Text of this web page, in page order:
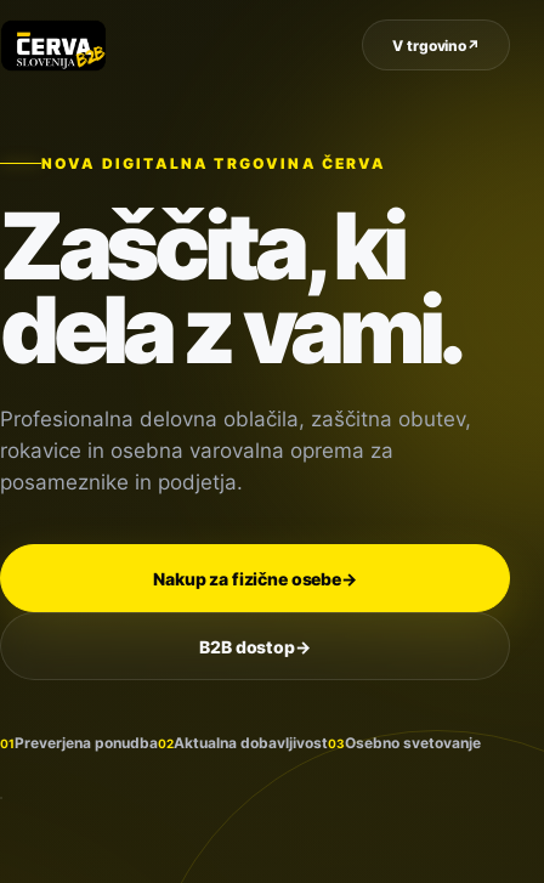
V trgovino↗
NOVA DIGITALNA TRGOVINA ČERVA
Zaščita, ki
dela z vami.
Profesionalna delovna oblačila, zaščitna obutev,
rokavice in osebna varovalna oprema za
posameznike in podjetja.
Nakup za fizične osebe→
B2B dostop→
01Preverjena ponudba02Aktualna dobavljivost03Osebno svetovanje
Na
prihaja